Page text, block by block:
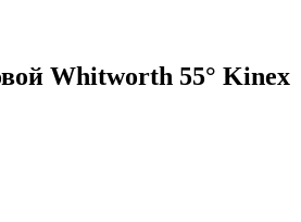
Whitworth 55° Kinex